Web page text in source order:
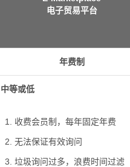
电子贸易平台
年费制
中等或低
收费会员制，每年固定年费
无法保证有效询问
垃圾询问过多，浪费时间过滤